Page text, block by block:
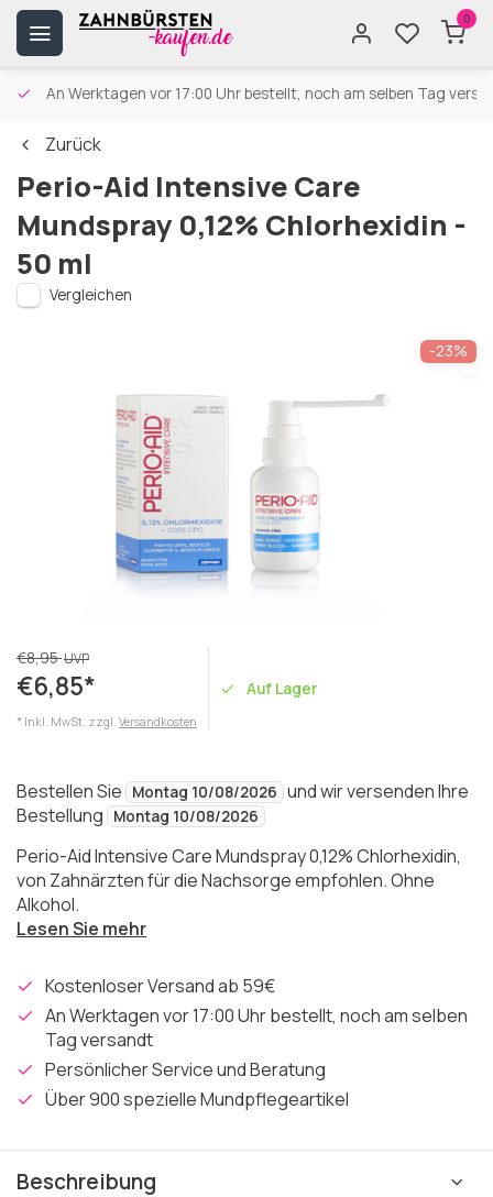
0
An Werktagen vor 17:00 Uhr bestellt, noch am selben Tag
Zurück
Perio-Aid Intensive Care
Mundspray 0,12% Chlorhexidin -
50 ml
Vergleichen
-23%
€8,95UVP
€6,85*
* Inkl. MwSt. zzgl. Versandkosten
Auf Lager
Bestellen Sie Montag 10/08/2026 und wir versenden Ihre
Bestellung
Montag 10/08/2026
Perio-Aid Intensive Care Mundspray 0,12% Chlorhexidin,
von Zahnärzten für die Nachsorge empfohlen. Ohne
Alkohol.
Lesen Sie mehr
Kostenloser Versand ab 59€
An Werktagen vor 17:00 Uhr bestellt, noch am selben
Tag versandt
Persönlicher Service und Beratung
Über 900 spezielle Mundpflegeartikel
Beschreibung